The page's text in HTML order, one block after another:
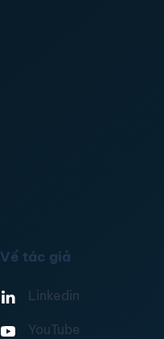
Về tác giả
Linkedin
YouTube